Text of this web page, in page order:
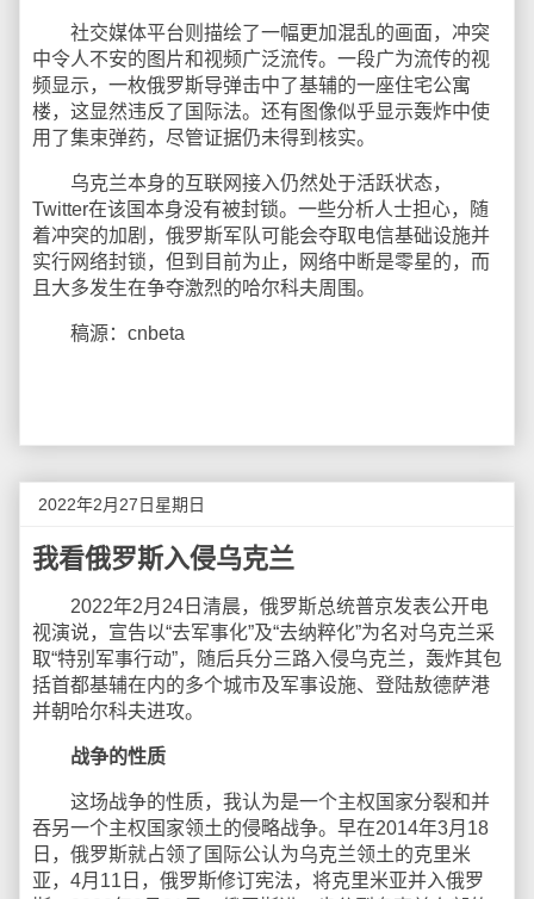
社交媒体平台则描绘了一幅更加混乱的画面，冲突
中令人不安的图片和视频广泛流传。一段广为流传的视
频显示，一枚俄罗斯导弹击中了基辅的一座住宅公寓
楼，这显然违反了国际法。还有图像似乎显示轰炸中使
用了集束弹药，尽管证据仍未得到核实。
乌克兰本身的互联网接入仍然处于活跃状态，
Twitter在该国本身没有被封锁。一些分析人士担心，随
着冲突的加剧，俄罗斯军队可能会夺取电信基础设施并
实行网络封锁，但到目前为止，网络中断是零星的，而
且大多发生在争夺激烈的哈尔科夫周围。
稿源：cnbeta
2022年2月27日星期日
我看俄罗斯入侵乌克兰
2022年2月24日清晨，俄罗斯总统普京发表公开电
视演说，宣告以“去军事化”及“去纳粹化”为名对乌克兰采
取“特别军事行动”，随后兵分三路入侵乌克兰，轰炸其包
括首都基辅在内的多个城市及军事设施、登陆敖德萨港
并朝哈尔科夫进攻。
战争的性质
这场战争的性质，我认为是一个主权国家分裂和并
吞另一个主权国家领土的侵略战争。早在2014年3月18
日，俄罗斯就占领了国际公认为乌克兰领土的克里米
亚，4月11日，俄罗斯修订宪法，将克里米亚并入俄罗